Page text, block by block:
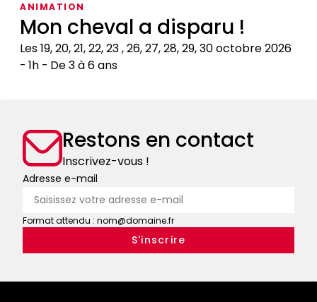
livres
de
chasse,
bestiaires
pour
un
usage
contemporain
art
Mon cheval a disparu !
Les 19, 20, 21, 22, 23 , 26, 27, 28, 29, 30 octobre 2026
1h
De 3 à 6 ans
ANIMATION
disparu
Restons en contact
Inscrivez-vous !
Adresse e-mail
Format attendu : nom@domaine.fr